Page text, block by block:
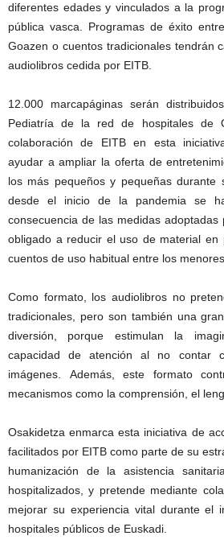
diferentes edades y vinculados a la
pública vasca. Programas de éxito
Goazen o cuentos tradicionales tendrán
audiolibros cedida por EITB.
12.000 marcapáginas serán
Pediatría de la red de hospitales de
colaboración de EITB en esta
ayudar a ampliar la oferta de
los más pequeños y pequeñas durante
desde el inicio de la pandemia se
consecuencia de las medidas
obligado a reducir el uso de material en
cuentos de uso habitual entre los menores.
Como formato, los audiolibros no
tradicionales, pero son también una
diversión, porque estimulan la
capacidad de atención al no contar
imágenes. Además, este formato
mecanismos como la comprensión, el
Osakidetza enmarca esta iniciativa de
facilitados por EITB como parte de su
humanización de la asistencia
hospitalizados, y pretende mediante
mejorar su experiencia vital durante el
hospitales públicos de Euskadi.